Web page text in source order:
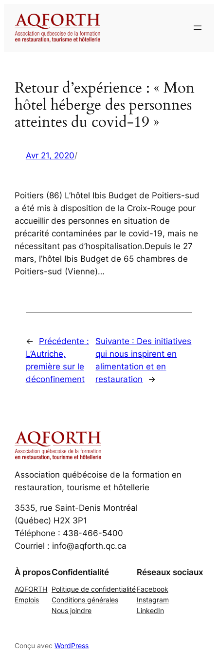
contenu
Retour d’expérience : « Mon
hôtel héberge des personnes
atteintes du covid-19 »
Avr 21, 2020/
Poitiers (86) L’hôtel Ibis Budget de Poitiers-sud
a été mis à disposition de la Croix-Rouge pour
accueillir des personnes en situation de
précarité contaminées par le covid-19, mais ne
nécessitant pas d’hospitalisation.Depuis le 27
mars, l’hôtel Ibis Budget de 65 chambres de
Poitiers-sud (Vienne)…
←
Précédente :
L’Autriche,
première sur le
déconfinement
Suivante : Des initiatives
qui nous inspirent en
alimentation et en
restauration
→
Association québécoise de la formation en
restauration, tourisme et hôtellerie
3535, rue Saint-Denis Montréal
(Québec) H2X 3P1
Téléphone : 438-466-5400
Courriel : info@aqforth.qc.ca
À propos
AQFORTH
Emplois
Confidentialité
Politique de confidentialité
Conditions générales
Nous joindre
Réseaux sociaux
Facebook
Instagram
LinkedIn
Conçu avecWordPress